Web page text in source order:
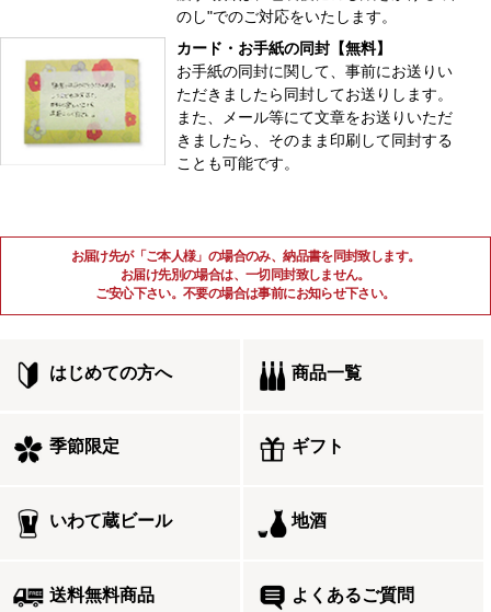
のし"でのご対応をいたします。
カード・お手紙の同封【無料】
お手紙の同封に関して、事前にお送りい
ただきましたら同封してお送りします。
また、メール等にて文章をお送りいただ
きましたら、そのまま印刷して同封する
ことも可能です。
お届け先が「ご本人様」の場合のみ、納品書を同封致します。
お届け先別の場合は、一切同封致しません。
ご安心下さい。不要の場合は事前にお知らせ下さい。
はじめての方へ 商品一覧
季節限定 ギフト
いわて蔵ビール 地酒
送料無料商品 よくあるご質問